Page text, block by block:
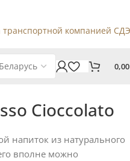
транспортной компанией
Cioccolato
напиток из натурального
вполне можно